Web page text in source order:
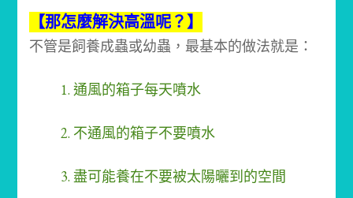
【那怎麼解決高溫呢？】
不管是飼養成蟲或幼蟲，最基本的做法就是：
1. 通風的箱子每天噴水
2. 不通風的箱子不要噴水
3. 盡可能養在不要被太陽曬到的空間